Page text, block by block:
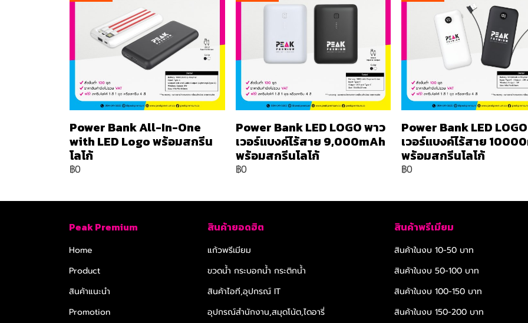
Power Bank All-In-One
with LED Logo พร้อมสกรีน
โลโก้
฿0
Power Bank LED LOGO พาว
เวอร์แบงค์ไร้สาย 9,000mAh
พร้อมสกรีนโลโก้
฿0
Power Bank LED
เวอร์แบงค์ไร้สาย
พร้อมสกรีนโลโก้
฿0
Peak Premium
Home
Product
สินค้าแนะนำ
Promotion
สินค้ายอดฮิต
แก้วพรีเมียม
ขวดน้ำ กระบอกน้ำ กระติกน้ำ
สินค้าไอที,อุปกรณ์ IT
อุปกรณ์สำนักงาน,สมุดโน้ต,ไดอารี่
สินค้าพรีเมียม
สินค้าในงบ 10-50 บาท
สินค้าในงบ 50-100 บาท
สินค้าในงบ 100-150 บาท
สินค้าในงบ 150-200 บาท